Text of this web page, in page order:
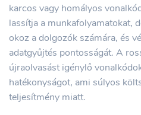
karcos vagy homályos
lassítja a munkafolyamatokat,
okoz a dolgozók számára, és
adatgyűjtés pontosságát. A
újraolvasást igénylő
hatékonyságot, ami súlyos
teljesítmény miatt.